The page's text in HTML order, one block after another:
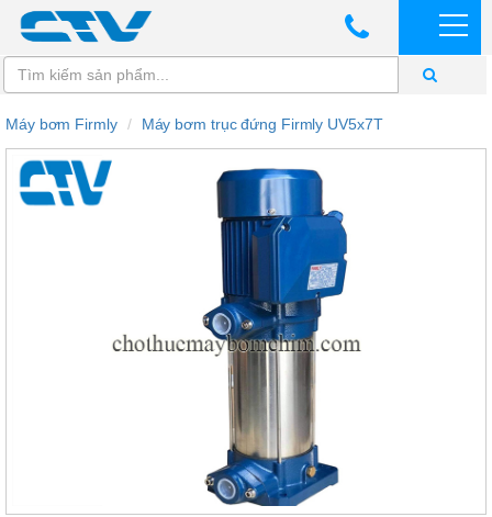
Máy bơm Firmly Máy bơm trục đứng Firmly UV5x7T